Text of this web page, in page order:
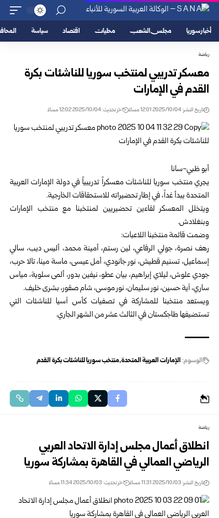
أخبار سوريا مجلس الشعب محليات اقتصاد سياسة
رياضة
معسكر تدريبي لمنتخب سوريا للناشئات بكرة
القدم في الإمارات
تاريخ النشر: 2025/10/04 12:01 مساءً اخر تحديث: 2025/10/04 12:02 مساءً
أبو ظبي-سانا
يجري منتخب سوريا للناشئات معسكراً تدريبياً في دولة الإمارات العربية
المتحدة يبدأ غداً، في إطار تحضيراته للاستحقاقات الخارجية.
ويتخلل المعسكر لقاءين تحضيريين لمنتخبنا مع منتخب الإمارات
وبنغلادش.
وضمت قائمة منتخبنا اللاعبات:
رهف نصرة، جولي الرفاعي، لين رستم، أمينة محمد، أليس ديب، سالي
إسماعيل، تسنيم قطيش، نور جانودي، أمل عيسى، ماسة مينا، تالا حرب،
جودي علوش، ليلاي إبراهيم، بيان عطو، نيفين بدور، ألمى سلوية، مياس
ساري، آية حسين، نور سليمان، نور موسى، شام صقور، بشرى خليف.
ويستعد منتخبنا للمشاركة في تصفيات كأس آسيا للناشئات التي
تستضيفها طاجكستان في الثالث عشر من الشهر الجاري.
الوسوم: الإمارات العربية المتحدة منتخب سوريا للناشئات بكرة القدم
رياضة
انطلاق أعمال مجلس إدارة الاتحاد العربي
الرياضي العمالي في القاهرة بمشاركة سوريا
تاريخ النشر: 2025/10/03 11:31 مساءً اخر تحديث: 2025/10/03 11:34 مساءً